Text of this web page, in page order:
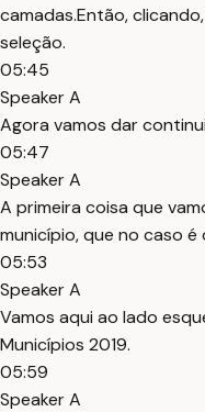
camadas.Então,
seleção.
05:45
Speaker A
Agora vamos dar
05:47
Speaker A
A primeira coisa que
município, que no caso
05:53
Speaker A
Vamos aqui ao lado
Municípios 2019.
05:59
Speaker A